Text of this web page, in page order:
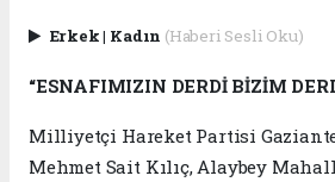
Erkek| Kadın (Haberi Sesli Oku)
“ESNAFIMIZIN DERDİ BİZİM
Milliyetçi Hareket Partisi
Mehmet Sait Kılıç, Alaybey